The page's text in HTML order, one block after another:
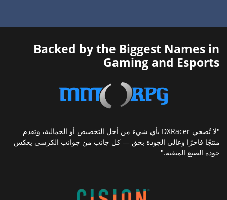
Backed by the Biggest Names in
Gaming and Esports
"لا تُضحي DXRacer بأي شيء من أجل التخصيص أو الجمالية، وتقدم
منتجًا فاخرًا وعالي الجودة بحق — كل جانب من جوانب الكرسي يعكس
جودة الصنع المتقنة."